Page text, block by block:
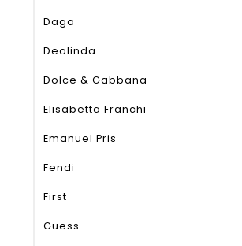
Daga
Deolinda
Dolce & Gabbana
Elisabetta Franchi
Emanuel Pris
Fendi
First
Guess